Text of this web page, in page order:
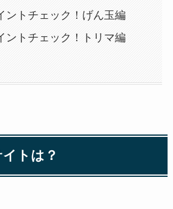
ントチェック！げん玉編
ントチェック！トリマ編
トは？